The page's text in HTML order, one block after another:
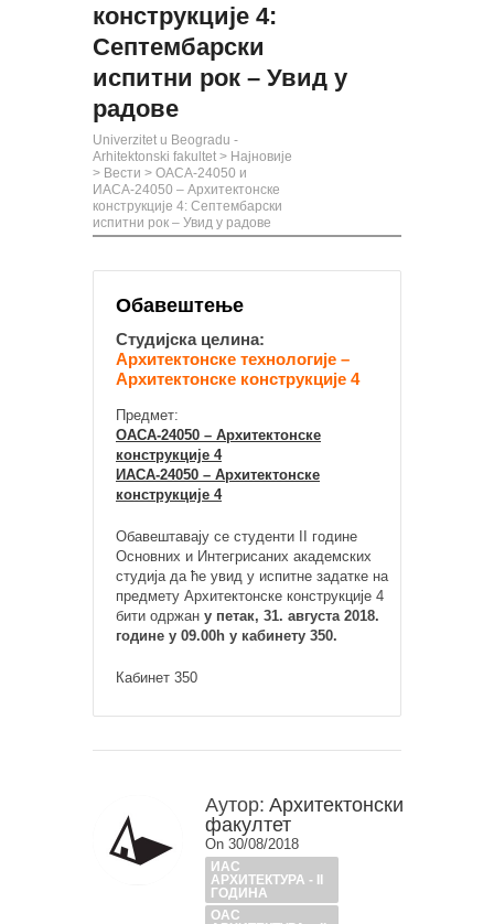
конструкције 4:
Септембарски
испитни рок – Увид у
радове
Univerzitet u Beogradu -
Arhitektonski fakultet > Најновије
> Вести > ОАСА-24050 и
ИАСА-24050 – Архитектонске
конструкције 4: Септембарски
испитни рок – Увид у радове
Обавештење
Студијска целина:
Архитектонске технологије –
Архитектонске конструкције 4
Предмет:
ОАСА-24050 – Архитектонске
конструкције 4
ИАСА-24050 – Архитектонске
конструкције 4
Обавештавају се студенти II године
Основних и Интегрисаних академских
студија да ће увид у испитне задатке на
предмету Архитектонске конструкције 4
бити одржан у петак, 31. августа 2018.
године у 09.00h у кабинету 350.
Кабинет 350
Аутор: Архитектонски
факултет
On 30/08/2018
ИАС
АРХИТЕКТУРА - II
ГОДИНА
ОАС